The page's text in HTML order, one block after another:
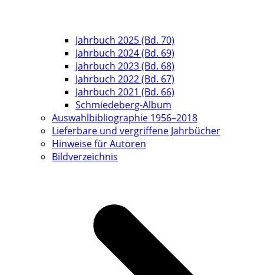
Jahrbuch 2025 (Bd. 70)
Jahrbuch 2024 (Bd. 69)
Jahrbuch 2023 (Bd. 68)
Jahrbuch 2022 (Bd. 67)
Jahrbuch 2021 (Bd. 66)
Schmiedeberg-Album
Auswahlbibliographie 1956–2018
Lieferbare und vergriffene Jahrbücher
Hinweise für Autoren
Bildverzeichnis